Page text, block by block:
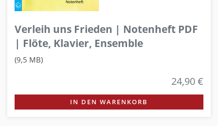
Verleih uns Frieden | Notenheft PDF
| Flöte, Klavier, Ensemble
(9,5 MB)
24,90 €
IN DEN WARENKORB